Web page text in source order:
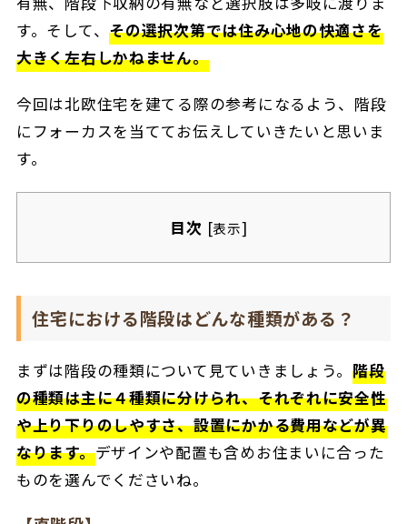
す。そして、その選択次第では住み心地の快適さを
大きく左右しかねません。
今回は北欧住宅を建てる際の参考になるよう、階段
にフォーカスを当ててお伝えしていきたいと思いま
す。
目次 [表示]
住宅における階段はどんな種類がある？
まずは階段の種類について見ていきましょう。階段
の種類は主に４種類に分けられ、それぞれに安全性
や上り下りのしやすさ、設置にかかる費用などが異
なります。デザインや配置も含めお住まいに合った
ものを選んでくださいね。